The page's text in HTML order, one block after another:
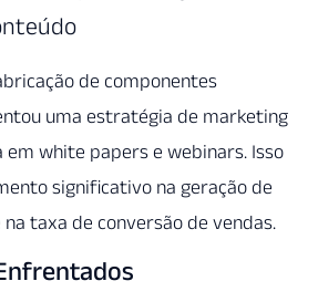
de componentes
uma estratégia de marketing
em white papers e webinars. Isso
significativo na geração de
taxa de conversão de vendas.